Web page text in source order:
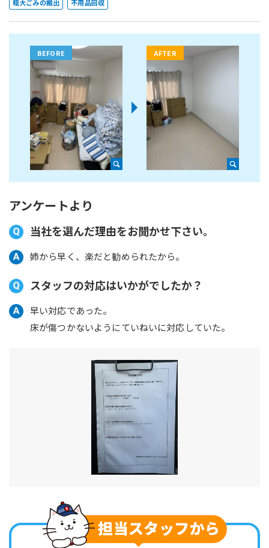
粗大ごみの搬出 不用品回収
アンケートより
当社を選んだ理由をお聞かせ下さい。
姉から早く、楽だと勧められたから。
スタッフの対応はいかがでしたか？
早い対応であった。
床が傷つかないようにていねいに対応していた。